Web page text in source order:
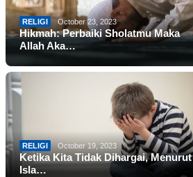
RELIGI October 23, 2023
Hikmah: Perbaiki Sholatmu Maka
Allah Aka…
RELIGI October 19, 2023
Ketika Kita Tidak Dihargai, Menurut
Isla…